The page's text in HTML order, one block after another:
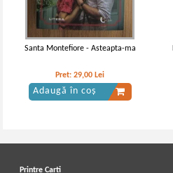
Santa Montefiore - Asteapta-ma
Pret:29,00 Lei
Adaugă în coș
Printre Carti